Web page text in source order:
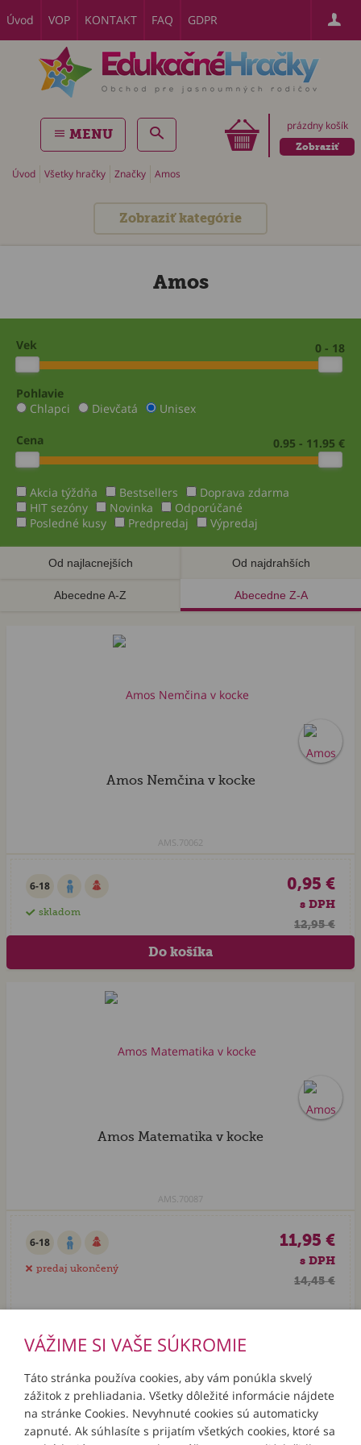
Úvod VOP KONTAKT FAQ GDPR
prázdny košík
Zobraziť
MENU
Úvod Všetky hračky Značky Amos
Zobraziť kategórie
Amos
Vek 0 - 18
Pohlavie
Chlapci
Dievčatá Unisex
Cena 0.95 - 11.95 €
Akcia týždňa Bestsellers
Doprava zdarma
HIT sezóny
Novinka
Odporúčané
Posledné kusy
Predpredaj Výpredaj
Od najlacnejších Od najdrahších
Abecedne A-Z Abecedne Z-A
Amos Nemčina v kocke
AMS.70062
6-18
skladom
0,95 €
s DPH
12,95 €
Amos Matematika v kocke
AMS.70087
6-18
predaj ukončený
11,95 €
s DPH
14,45 €
INFORMÁCIE
MÔJ ÚČET
VÁŽIME SI VAŠE SÚKROMIE
Táto stránka používa cookies, aby vám ponúkla skvelý
zážitok z prehliadania. Všetky dôležité informácie nájdete
na stránke Cookies. Nevyhnuté cookies sú automaticky
zapnuté. Ak súhlasíte s prijatím všetkých cookies, ktoré sa